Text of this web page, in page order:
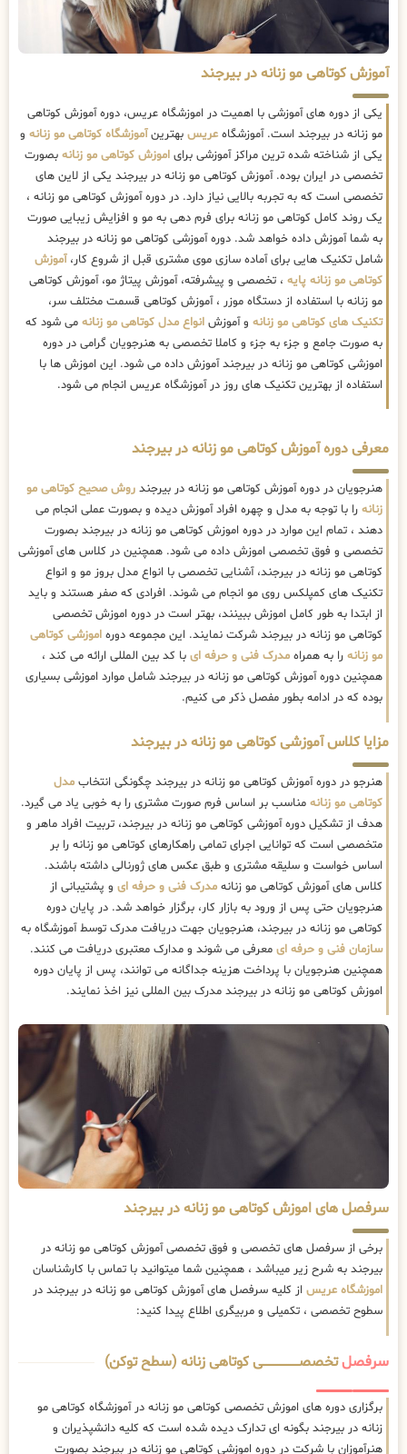
آموزش کوتاهی مو زنانه در بیرجند
یکی از دوره های آموزشی با اهمیت در اموزشگاه عریس، دوره آموزش کوتاهی
مو زنانه در بیرجند است. آموزشگاه عریس بهترینآموزشگاه کوتاهی مو زنانه و
یکی از شناخته شده ترین مراکز آموزشی برای اموزش کوتاهی مو زنانه بصورت
تخصصی در ایران بوده. آموزش کوتاهی مو زنانه در بیرجند یکی از لاین های
تخصصی است که به تجربه بالایی نیاز دارد. در دوره آموزش کوتاهی مو زنانه ،
یک روند کامل کوتاهی مو زنانه برای فرم دهی به مو و افزایش زیبایی صورت
به شما آموزش داده خواهد شد. دوره آموزشی کوتاهی مو زنانه در بیرجند
شامل تکنیک هایی برای آماده سازی موی مشتری قبل از شروع کار،آموزش
کوتاهی مو زنانه پایه ، تخصصی و پیشرفته، آموزش پیتاژ مو، آموزش کوتاهی
مو زنانه با استفاده از دستگاه موزر ، آموزش کوتاهی قسمت مختلف سر،
تکنیک های کوتاهی مو زنانه و آموزش انواع مدل کوتاهی مو زنانه می شود که
به صورت جامع و جزء به جزء و کاملا تخصصی به هنرجویان گرامی در دوره
اموزشی کوتاهی مو زنانه در بیرجند آموزش داده می شود. این اموزش ها با
استفاده از بهترین تکنیک های روز در آموزشگاه عریس انجام می شود.
معرفی دوره آموزش کوتاهی مو زنانه در بیرجند
هنرجویان در دوره آموزش کوتاهی مو زنانه در بیرجند روش صحیح کوتاهی مو
زنانه را با توجه به مدل و چهره افراد آموزش دیده و بصورت عملی انجام می
دهند ، تمام این موارد در دوره اموزش کوتاهی مو زنانه در بیرجند بصورت
تخصصی و فوق تخصصی اموزش داده می شود. همچنین در کلاس های آموزشی
کوتاهی مو زنانه در بیرجند، آشنایی تخصصی با انواع مدل بروز مو و انواع
تکنیک های کمپلکس روی مو انجام می شوند. افرادی که صفر هستند و باید
از ابتدا به طور کامل اموزش ببینند، بهتر است در دوره اموزش تخصصی
کوتاهی مو زنانه در بیرجند شرکت نمایند. این مجموعه دوره اموزشی کوتاهی
مو زنانه را به همراه مدرک فنی و حرفه ای با کد بین المللی ارائه می کند ،
همچنین دوره آموزش کوتاهی مو زنانه در بیرجند شامل موارد اموزشی بسیاری
بوده که در ادامه بطور مفصل ذکر می کنیم.
مزایا کلاس آموزشی کوتاهی مو زنانه در بیرجند
هنرجو در دوره آموزش کوتاهی مو زنانه در بیرجند چگونگی انتخاب مدل
کوتاهی مو زنانه مناسب بر اساس فرم صورت مشتری را به خوبی یاد می گیرد.
هدف از تشکیل دوره آموزشی کوتاهی مو زنانه در بیرجند، تربیت افراد ماهر و
متخصصی است که توانایی اجرای تمامی راهکارهای کوتاهی مو زنانه را بر
اساس خواست و سلیقه مشتری و طبق عکس های ژورنالی داشته باشند.
کلاس های آموزش کوتاهی مو زنانه مدرک فنی و حرفه ای و پشتیبانی از
هنرجویان حتی پس از ورود به بازار کار، برگزار خواهد شد. در پایان دوره
کوتاهی مو زنانه در بیرجند، هنرجویان جهت دریافت مدرک توسط آموزشگاه به
سازمان فنی و حرفه ای معرفی می شوند و مدارک معتبری دریافت می کنند.
همچنین هنرجویان با پرداخت هزینه جداگانه می توانند، پس از پایان دوره
اموزش کوتاهی مو زنانه در بیرجند مدرک بین المللی نیز اخذ نمایند.
سرفصل های اموزش کوتاهی مو زنانه در بیرجند
برخی از سرفصل های تخصصی و فوق تخصصی آموزش کوتاهی مو زنانه در
بیرجند به شرح زیر میباشد ، همچنین شما میتوانید با تماس با کارشناسان
اموزشگاه عریس از کلیه سرفصل های آموزش کوتاهی مو زنانه در بیرجند در
سطوح تخصصی ، تکمیلی و مربیگری اطلاع پیدا کنید:
سرفصلتخصصــــــــــــــــــــی کوتاهی زنانه (سطح توکن)
برگزاری دوره های اموزش تخصصی کوتاهی مو زنانه در آموزشگاه کوتاهی مو
زنانه در بیرجند بگونه ای تدارک دیده شده است که کلیه دانشپذیران و
هنرآموزان با شرکت در دوره اموزشی کوتاهی مو زنانه در بیرجند بصورت